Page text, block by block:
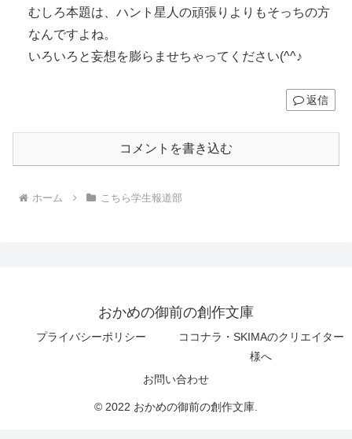
むしろ本題は、ハント星人の頑張りよりもそっちの方
なんですよね。
いろいろと妄想を膨らませちゃってください(^^♪
返信
コメントを書き込む
ホーム こちら学生報道部
おかめの御前の創作文庫
プライバシーポリシー
ココナラ・SKIMAのクリエイター
様へ
お問い合わせ
© 2022 おかめの御前の創作文庫.